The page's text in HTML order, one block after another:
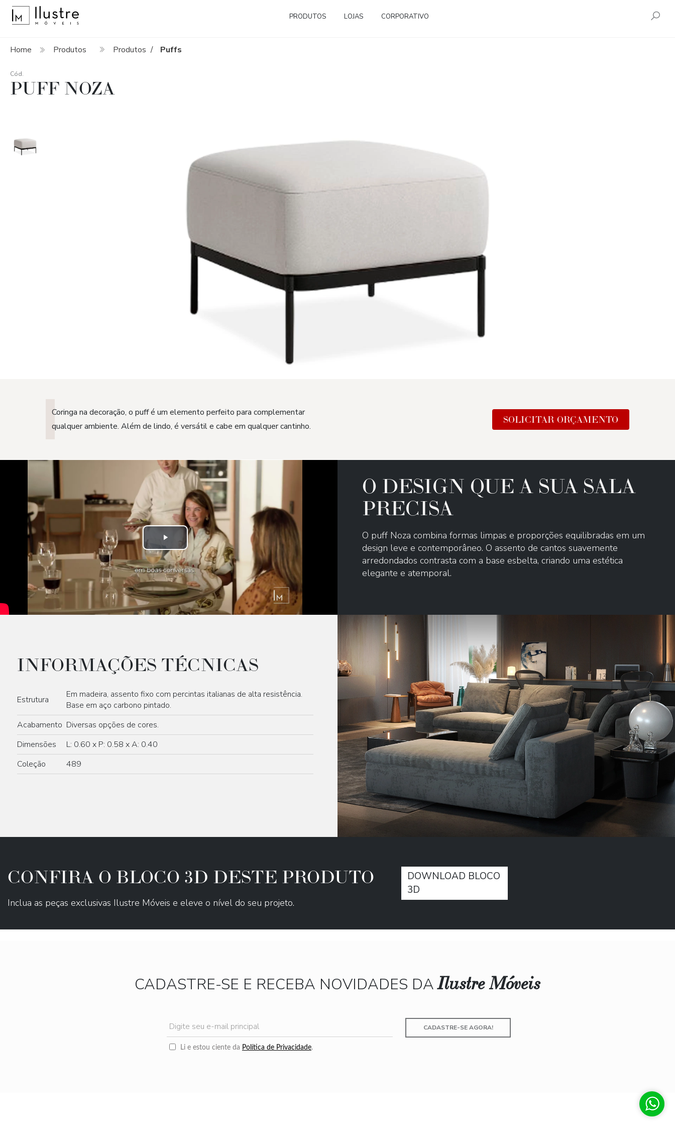
PRODUTOS LOJAS CORPORATIVO
Home Produtos Produtos / Puffs
Cód.
PUFF NOZA
Coringa na decoração, o puff é um elemento perfeito para complementar
qualquer ambiente. Além de lindo, é versátil e cabe em qualquer cantinho.
SOLICITAR ORÇAMENTO
Play
Video
O DESIGN QUE A SUA SALA
PRECISA
O puff Noza combina formas limpas e proporções equilibradas em um
design leve e contemporâneo. O assento de cantos suavemente
arredondados contrasta com a base esbelta, criando uma estética
elegante e atemporal.
INFORMAÇÕES TÉCNICAS
Estrutura
Em madeira, assento fixo com percintas italianas de alta resistência.
Base em aço carbono pintado.
Acabamento Diversas opções de cores.
Dimensões
L: 0.60 x P: 0.58 x A: 0.40
Coleção
489
CONFIRA O BLOCO 3D DESTE PRODUTO
Inclua as peças exclusivas Ilustre Móveis e eleve o nível do seu projeto.
DOWNLOAD BLOCO
3D
CADASTRE-SE E RECEBA NOVIDADES DAIlustre Móveis
Li e estou ciente da Política de Privacidade.
CADASTRE-SE AGORA!